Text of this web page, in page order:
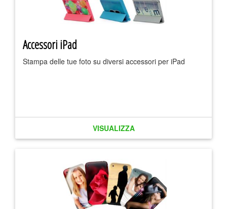
Accessori iPad
Stampa delle tue foto su diversi accessori per iPad
VISUALIZZA